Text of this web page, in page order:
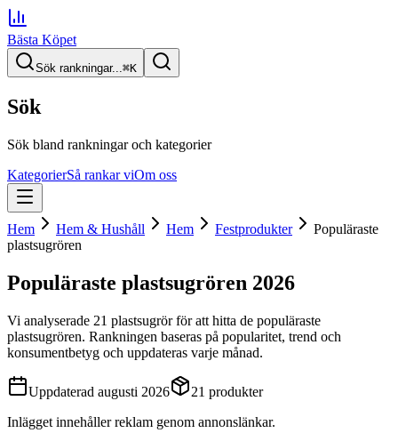
Bästa Köpet
Sök rankningar...⌘K
Sök
Sök bland rankningar och kategorier
KategorierSå rankar viOm oss
Hem Hem & Hushåll Hem Festprodukter
Populäraste
plastsugrören
Populäraste plastsugrören 2026
Vi analyserade 21 plastsugrörför att hitta de populäraste
plastsugrören. Rankningen baseras på popularitet, trend och
konsumentbetyg och uppdateras varje månad.
Uppdaterad augusti 2026 21 produkter
Inlägget innehåller reklam genom annonslänkar.